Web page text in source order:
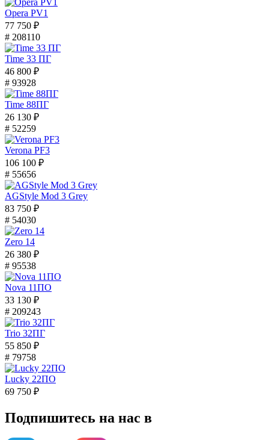
Opera PV1
77 750 ₽
# 208110
Time 33 ПГ
46 800 ₽
# 93928
Time 88ПГ
26 130 ₽
# 52259
Verona PF3
106 100 ₽
# 55656
AGStyle Mod 3 Grey
83 750 ₽
# 54030
Zero 14
26 380 ₽
# 95538
Nova 11ПО
33 130 ₽
# 209243
Trio 32ПГ
55 850 ₽
# 79758
Lucky 22ПО
69 750 ₽
Подпишитесь на нас в